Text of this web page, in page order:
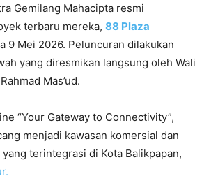
Gemilang Mahacipta resmi
terbaru mereka, 88 Plaza
9 Mei 2026. Peluncuran dilakukan
yang diresmikan langsung oleh Wali
Mas’ud.
“Your Gateway to Connectivity”,
menjadi kawasan komersial dan
terintegrasi di Kota Balikpapan,